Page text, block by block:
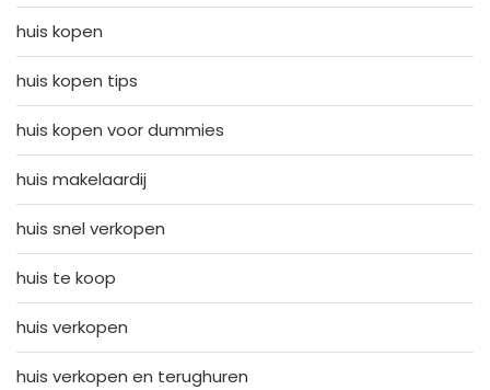
huis kopen
huis kopen tips
huis kopen voor dummies
huis makelaardij
huis snel verkopen
huis te koop
huis verkopen
huis verkopen en terughuren